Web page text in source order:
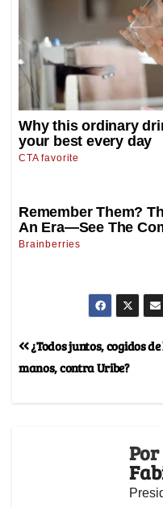
¿Todos juntos, cogidos
manos, contra Uribe?
Por